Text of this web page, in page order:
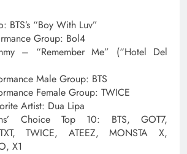
BTS’s “Boy With Luv”
Group: Bol4
– “Remember Me” (“Hotel Del
Male Group: BTS
Female Group: TWICE
Artist: Dua Lipa
Choice Top 10: BTS, GOT7,
TWICE, ATEEZ, MONSTA X,
X1